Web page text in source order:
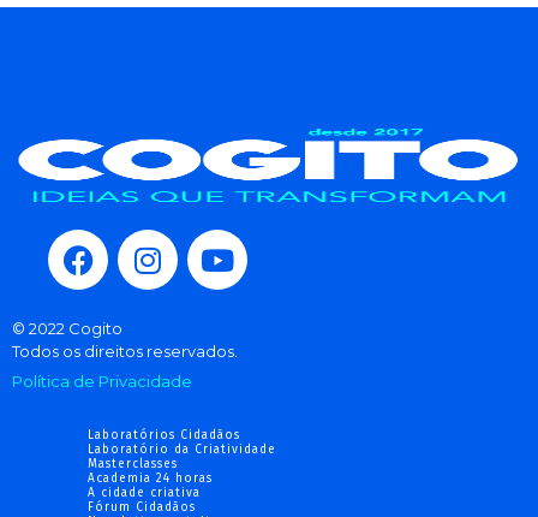
© 2022 Cogito
Todos os direitos reservados.
Política de Privacidade
Laboratórios Cidadãos
Laboratório da Criatividade
Masterclasses
Academia 24 horas
A cidade criativa
Fórum Cidadãos